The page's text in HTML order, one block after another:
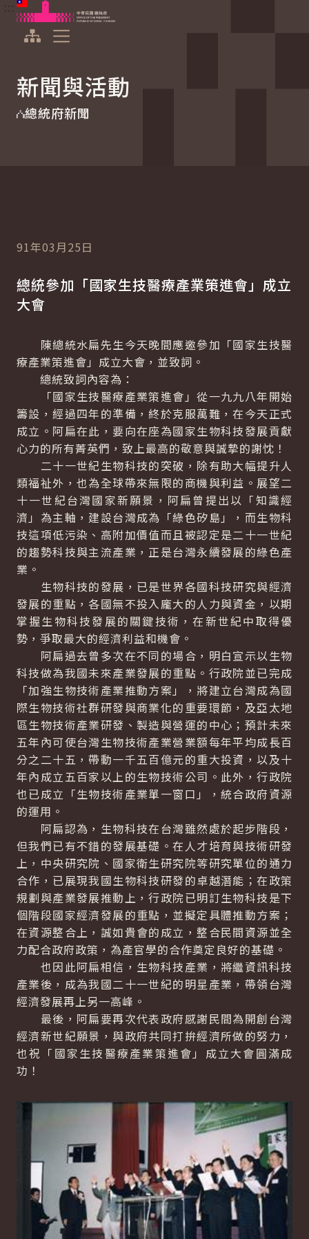
跳到主要內容
中華民國總統府
新聞與活動
總統府新聞
91年03月25日
總統參加「國家生技醫療產業策進會」成立
大會
陳總統水扁先生今天晚間應邀參加「國家生技醫
療產業策進會」成立大會，並致詞。
總統致詞內容為：
「國家生技醫療產業策進會」從一九九八年開始
籌設，經過四年的準備，終於克服萬難，在今天正式
成立。阿扁在此，要向在座為國家生物科技發展貢獻
心力的所有菁英們，致上最高的敬意與誠摯的謝忱！
二十一世紀生物科技的突破，除有助大幅提升人
類福祉外，也為全球帶來無限的商機與利益。展望二
十一世紀台灣國家新願景，阿扁曾提出以「知識經
濟」為主軸，建設台灣成為「綠色矽島」，而生物科
技這項低污染、高附加價值而且被認定是二十一世紀
的趨勢科技與主流產業，正是台灣永續發展的綠色產
業。
生物科技的發展，已是世界各國科技研究與經濟
發展的重點，各國無不投入龐大的人力與資金，以期
掌握生物科技發展的關鍵技術，在新世紀中取得優
勢，爭取最大的經濟利益和機會。
阿扁過去曾多次在不同的場合，明白宣示以生物
科技做為我國未來產業發展的重點。行政院並已完成
「加強生物技術產業推動方案」，將建立台灣成為國
際生物技術社群研發與商業化的重要環節，及亞太地
區生物技術產業研發、製造與營運的中心；預計未來
五年內可使台灣生物技術產業營業額每年平均成長百
分之二十五，帶動一千五百億元的重大投資，以及十
年內成立五百家以上的生物技術公司。此外，行政院
也已成立「生物技術產業單一窗口」，統合政府資源
的運用。
阿扁認為，生物科技在台灣雖然處於起步階段，
但我們已有不錯的發展基礎。在人才培育與技術研發
上，中央研究院、國家衛生研究院等研究單位的通力
合作，已展現我國生物科技研發的卓越潛能；在政策
規劃與產業發展推動上，行政院已明訂生物科技是下
個階段國家經濟發展的重點，並擬定具體推動方案；
在資源整合上，誠如貴會的成立，整合民間資源並全
力配合政府政策，為產官學的合作奠定良好的基礎。
也因此阿扁相信，生物科技產業，將繼資訊科技
產業後，成為我國二十一世紀的明星產業，帶領台灣
經濟發展再上另一高峰。
最後，阿扁要再次代表政府感謝民間為開創台灣
經濟新世紀願景，與政府共同打拚經濟所做的努力，
也祝「國家生技醫療產業策進會」成立大會圓滿成
功！